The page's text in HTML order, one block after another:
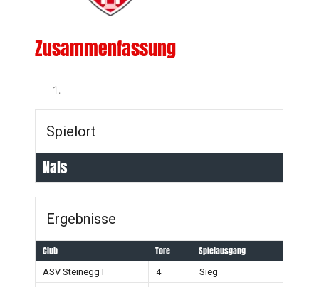
Zusammenfassung
Spielort
Nals
Ergebnisse
Club Tore Spielausgang
ASV Steinegg I 4
Sieg